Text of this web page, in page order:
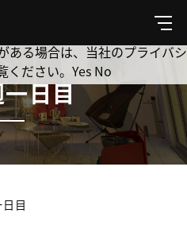
メ
ニ
ュ
日目
目
動を追跡してもよろしいです
シーを極めて重視しています。
ある場合は、当社のプライバシ
ださい。 Yes No